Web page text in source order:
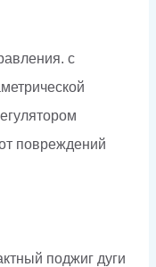
с
повреждений
поджиг дуги